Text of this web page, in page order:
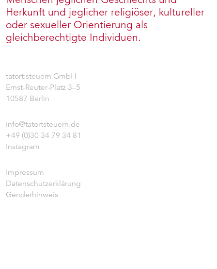
Herkunft und jeglicher religiöser, kultureller
oder sexueller Orientierung als
gleichberechtigte Individuen.
tatort:steuern GmbH
Ernst-Reuter-Platz 3–5
10587 Berlin
info@tatortsteuern.de
+49 (0)30 34 79 34 81
Instagram
Impressum
Datenschutzerklärung
Genderhinweis